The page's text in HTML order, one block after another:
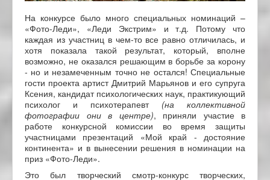
На конкурсе было много специальных номинаций –
«Фото-Леди», «Леди Экстрим» и т.д. Потому что
каждая из участниц в чем-то все равно отличилась, и
хотя показала такой результат, который, вполне
возможно, не оказался решающим в борьбе за корону
- но и незамеченным точно не остался! Специальные
гости проекта артист Дмитрий Марьянов и его супруга
Ксения, кандидат психологических наук, практикующий
психолог и психотерапевт (на коллективной
фотографии они в центре), приняли участие в
работе конкурсной комиссии во время защиты
участницами презентаций «Мой край - достояние
континента» и в вынесении решения в номинации на
приз «Фото-Леди».
Это был творческий смотр-конкурс творческих,